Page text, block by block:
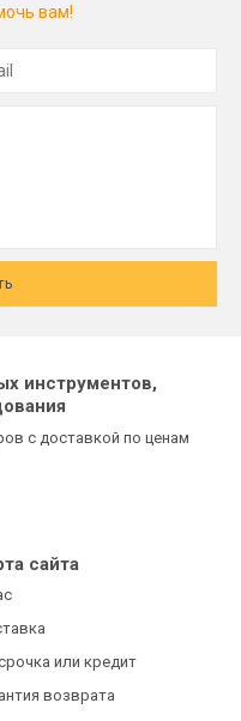
вам!
инструментов,
с доставкой по ценам
сайта
или кредит
возврата